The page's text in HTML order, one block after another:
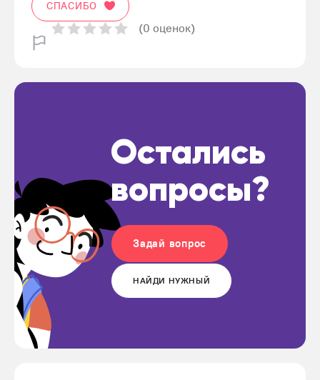
СПАСИБО
(0 оценок)
Остались
вопросы?
Задай вопрос
НАЙДИ НУЖНЫЙ